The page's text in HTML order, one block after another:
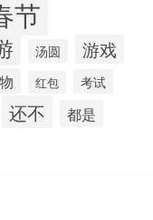
节
汤圆 游戏
红包 考试
还不 都是